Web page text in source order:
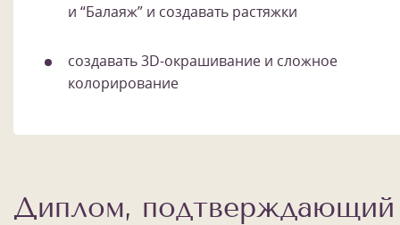
и “Балаяж” и создавать растяжки
создавать 3D-окрашивание и сложное
колорирование
Диплом, подтверждающий